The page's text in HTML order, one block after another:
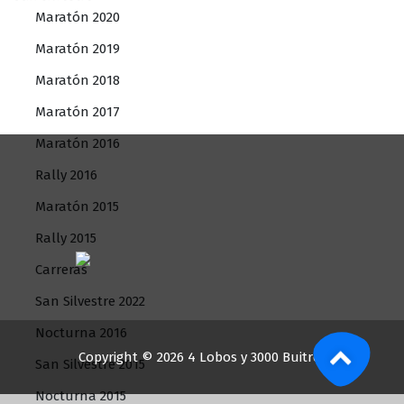
Maratón 2020
Maratón 2019
Maratón 2018
Maratón 2017
Maratón 2016
Rally 2016
Maratón 2015
Rally 2015
Carreras
San Silvestre 2022
Nocturna 2016
San Silvestre 2015
Nocturna 2015
Copyright © 2026 4 Lobos y 3000 Buitres